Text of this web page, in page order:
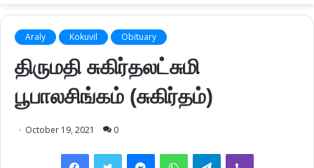
Araly Kokuvil Obituary
திருமதி சுகிர்தலட்சுமி
பூபாலசிங்கம் (சுகிர்தம்)
October 19, 2021 0
FacebookTwitter MessengerWhatsAppTelegramViber